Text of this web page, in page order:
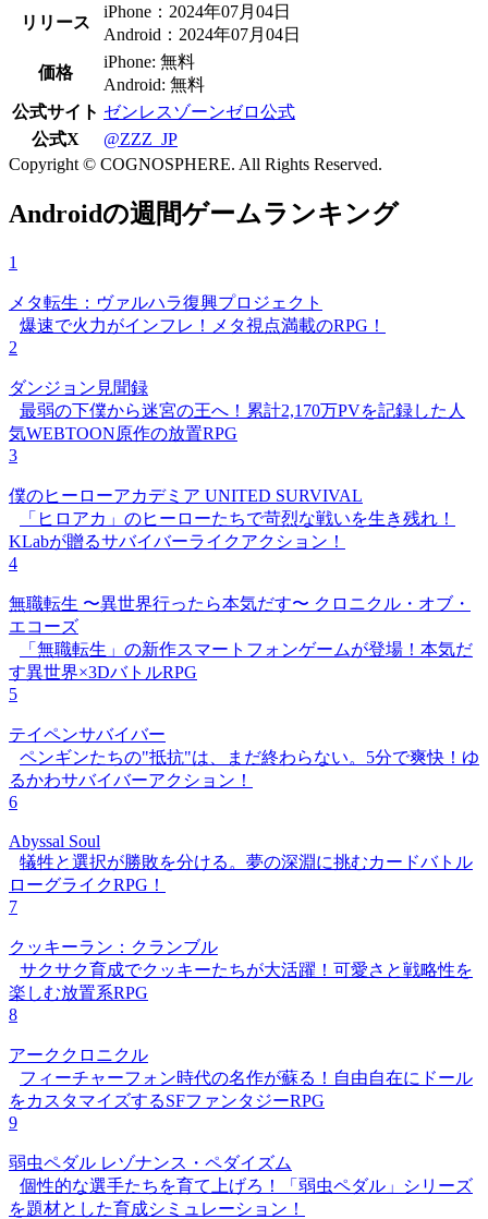
リリース
iPhone：2024年07月04日
Android：2024年07月04日
価格
iPhone: 無料
Android: 無料
公式サイト ゼンレスゾーンゼロ公式
公式X
@ZZZ_JP
Copyright © COGNOSPHERE. All Rights Reserved.
Androidの週間ゲームランキング
1
メタ転生：ヴァルハラ復興プロジェクト
爆速で火力がインフレ！メタ視点満載のRPG！
2
ダンジョン見聞録
最弱の下僕から迷宮の王へ！累計2,170万PVを記録した人
気WEBTOON原作の放置RPG
3
僕のヒーローアカデミア UNITED SURVIVAL
「ヒロアカ」のヒーローたちで苛烈な戦いを生き残れ！
KLabが贈るサバイバーライクアクション！
4
無職転生 〜異世界行ったら本気だす〜 クロニクル・オブ・
エコーズ
「無職転生」の新作スマートフォンゲームが登場！本気だ
す異世界×3DバトルRPG
5
テイペンサバイバー
ペンギンたちの"抵抗"は、まだ終わらない。5分で爽快！ゆ
るかわサバイバーアクション！
6
Abyssal Soul
犠牲と選択が勝敗を分ける。夢の深淵に挑むカードバトル
ローグライクRPG！
7
クッキーラン：クランブル
サクサク育成でクッキーたちが大活躍！可愛さと戦略性を
楽しむ放置系RPG
8
アーククロニクル
フィーチャーフォン時代の名作が蘇る！自由自在にドール
をカスタマイズするSFファンタジーRPG
9
弱虫ペダル レゾナンス・ペダイズム
個性的な選手たちを育て上げろ！「弱虫ペダル」シリーズ
を題材とした育成シミュレーション！